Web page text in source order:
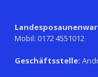
Mobil: 0172 4551012
Geschäftsstelle: